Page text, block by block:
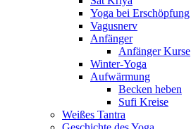
Yoga bei Erschöpfung
Vagusnerv
Anfänger
Anfänger Kurse
Winter-Yoga
Aufwärmung
Becken heben
Sufi Kreise
Weißes Tantra